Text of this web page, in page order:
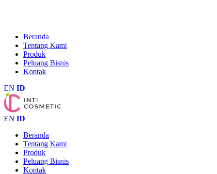
Beranda
Tentang Kami
Produk
Peluang Bisnis
Kontak
EN ID
EN ID
Beranda
Tentang Kami
Produk
Peluang Bisnis
Kontak